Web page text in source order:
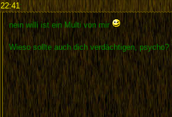
:
nein willi ist ein Multi von mir
Wieso sollte auch dich verdächtigen, psycho?